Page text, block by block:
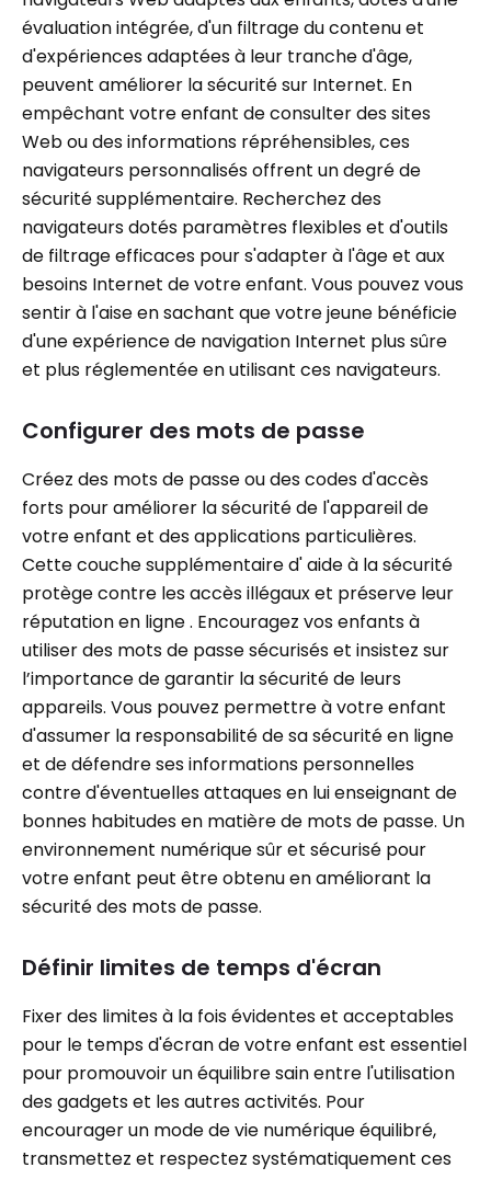
évaluation intégrée, d'un filtrage du contenu et
d'expériences adaptées à leur tranche d'âge,
peuvent améliorer la sécurité sur Internet. En
empêchant votre enfant de consulter des sites
Web ou des informations répréhensibles, ces
navigateurs personnalisés offrent un degré de
sécurité supplémentaire. Recherchez des
navigateurs dotés paramètres flexibles et d'outils
de filtrage efficaces pour s'adapter à l'âge et aux
besoins Internet de votre enfant. Vous pouvez vous
sentir à l'aise en sachant que votre jeune bénéficie
d'une expérience de navigation Internet plus sûre
et plus réglementée en utilisant ces navigateurs.
Configurer des mots de passe
Créez des mots de passe ou des codes d'accès
forts pour améliorer la sécurité de l'appareil de
votre enfant et des applications particulières.
Cette couche supplémentaire d' aide à la sécurité
protège contre les accès illégaux et préserve leur
réputation en ligne . Encouragez vos enfants à
utiliser des mots de passe sécurisés et insistez sur
l’importance de garantir la sécurité de leurs
appareils. Vous pouvez permettre à votre enfant
d'assumer la responsabilité de sa sécurité en ligne
et de défendre ses informations personnelles
contre d'éventuelles attaques en lui enseignant de
bonnes habitudes en matière de mots de passe. Un
environnement numérique sûr et sécurisé pour
votre enfant peut être obtenu en améliorant la
sécurité des mots de passe.
Définir limites de temps d'écran
Fixer des limites à la fois évidentes et acceptables
pour le temps d'écran de votre enfant est essentiel
pour promouvoir un équilibre sain entre l'utilisation
des gadgets et les autres activités. Pour
encourager un mode de vie numérique équilibré,
transmettez et respectez systématiquement ces